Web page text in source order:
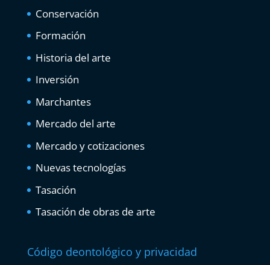
Conservación
Formación
Historia del arte
Inversión
Marchantes
Mercado del arte
Mercado y cotizaciones
Nuevas tecnologías
Tasación
Tasación de obras de arte
Código deontológico y privacidad